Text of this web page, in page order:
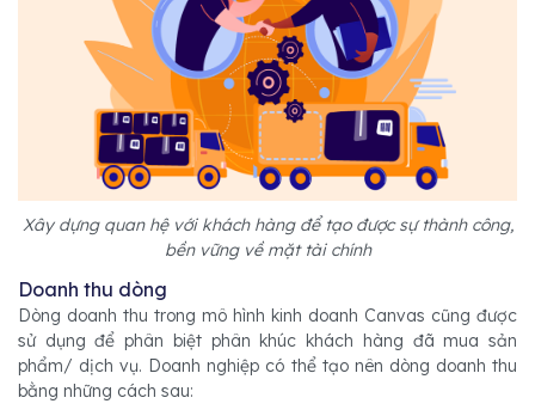
Xây dựng quan hệ với khách hàng để tạo được sự thành công,
bền vững về mặt tài chính
Doanh thu dòng
Dòng doanh thu trong mô hình kinh doanh Canvas cũng được
sử dụng để phân biệt phân khúc khách hàng đã mua sản
phẩm/ dịch vụ. Doanh nghiệp có thể tạo nên dòng doanh thu
bằng những cách sau: